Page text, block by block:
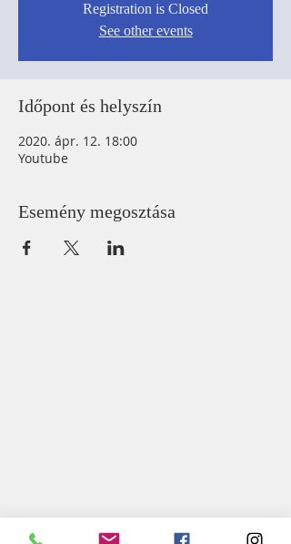
Registration is Closed
See other events
Időpont és helyszín
2020. ápr. 12. 18:00
Youtube
Esemény megosztása